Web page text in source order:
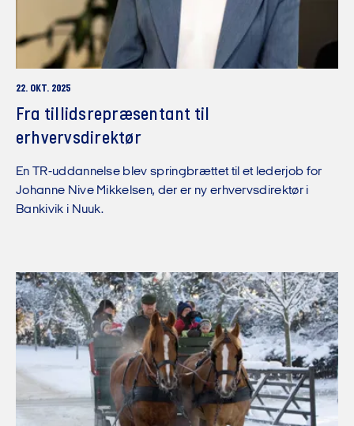
22. OKT. 2025
Fra tillidsrepræsentant til
erhvervsdirektør
En TR-uddannelse blev springbrættet til et lederjob for
Johanne Nive Mikkelsen, der er ny erhvervsdirektør i
Bankivik i Nuuk.